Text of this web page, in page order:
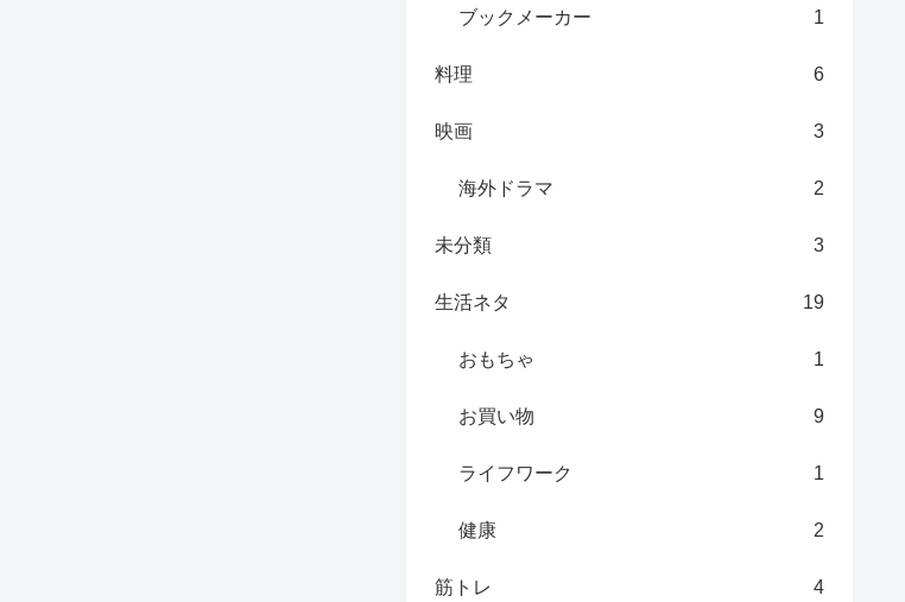
ブックメーカー 1
料理 6
映画 3
海外ドラマ 2
未分類 3
生活ネタ 19
おもちゃ 1
お買い物 9
ライフワーク 1
健康 2
筋トレ 4